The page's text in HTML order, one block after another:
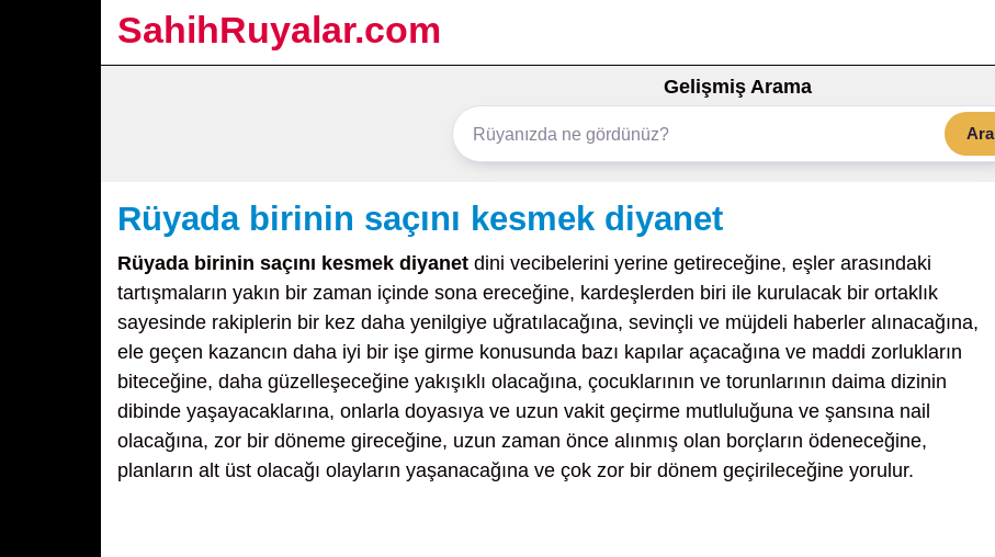
SahihRuyalar.com
Gelişmiş Arama
Ara
Rüyada birinin saçını kesmek diyanet
Rüyada birinin saçını kesmek diyanet dini vecibelerini yerine getireceğine, eşler arasındaki
tartışmaların yakın bir zaman içinde sona ereceğine, kardeşlerden biri ile kurulacak bir ortaklık
sayesinde rakiplerin bir kez daha yenilgiye uğratılacağına, sevinçli ve müjdeli haberler alınacağına,
ele geçen kazancın daha iyi bir işe girme konusunda bazı kapılar açacağına ve maddi zorlukların
biteceğine, daha güzelleşeceğine yakışıklı olacağına, çocuklarının ve torunlarının daima dizinin
dibinde yaşayacaklarına, onlarla doyasıya ve uzun vakit geçirme mutluluğuna ve şansına nail
olacağına, zor bir döneme gireceğine, uzun zaman önce alınmış olan borçların ödeneceğine,
planların alt üst olacağı olayların yaşanacağına ve çok zor bir dönem geçirileceğine yorulur.